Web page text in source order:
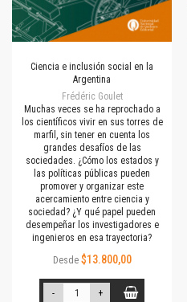
Ciencia e inclusión social en la
Argentina
Frédéric Goulet
Muchas veces se ha reprochado a
los científicos vivir en sus torres de
marfil, sin tener en cuenta los
grandes desafíos de las
sociedades. ¿Cómo los estados y
las políticas públicas pueden
promover y organizar este
acercamiento entre ciencia y
sociedad? ¿Y qué papel pueden
desempeñar los investigadores e
ingenieros en esa trayectoria?
Desde $13.800,00
- +